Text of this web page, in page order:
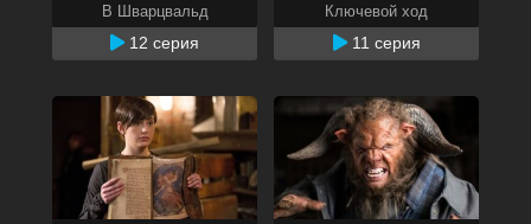
В Шварцвальд
12 серия
Ключевой ход
11 серия